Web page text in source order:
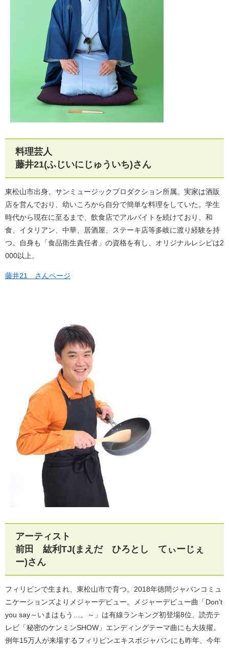
料理芸人
藤井21(ふじいにじゅういち)さん
東松山市出身、サンミュージックプロダクション所属。実家は酒販
店を営んでおり、幼いころから自分で簡単な料理をしていた。学生
時代から現在に至るまで、飲食店でアルバイトを続けており、和
食、イタリアン、中華、居酒屋、ステーキ店等多岐に渡り経験を持
つ。自身も「食品衛生責任者」の資格を有し、オリジナルレシピは2
000以上。
藤井21 さんページ
アーティスト
前田 紘利TJ(まえだ ひろとし てぃーじぇ
ー)さん
フィリピンで生まれ、東松山市で育つ。2018年徳間ジャパンコミュ
ニケーションズよりメジャーデビュー。メジャーデビュー曲「Don’t
you say～いまはもう…。～」は有線ランキング初登場8位、読売テ
レビ「秘密のケンミンSHOW」エンディングテーマ曲にも大抜擢。
例年15万人が来場するフィリピンエキスポジャパンにも昨年、今年